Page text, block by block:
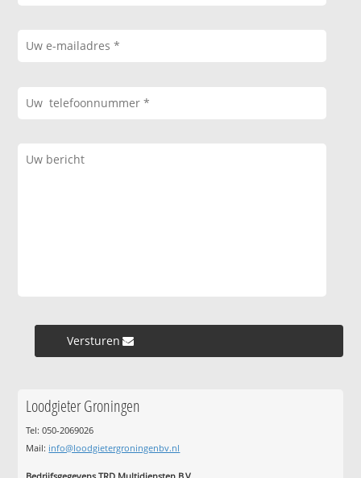
Versturen »
Loodgieter Groningen
Tel: 050-2069026
Mail: info@loodgietergroningenbv.nl